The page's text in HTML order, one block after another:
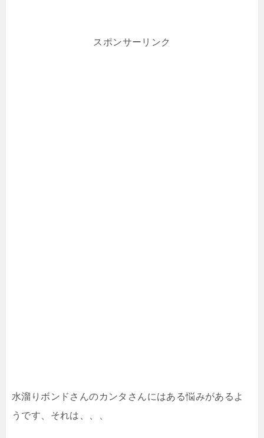
スポンサーリンク
水溜りボンドさんのカンタさんにはある悩みがあるよ
うです、それは、、、